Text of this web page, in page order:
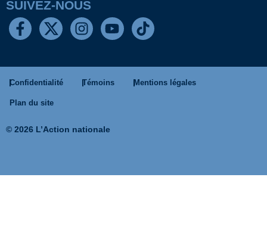
SUIVEZ-NOUS
Confidentialité Témoins Mentions légales
Plan du site
© 2026 L’Action nationale